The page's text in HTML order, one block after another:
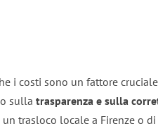
i costi sono un fattore
sulla trasparenza e sulla
trasloco locale a Firenze o